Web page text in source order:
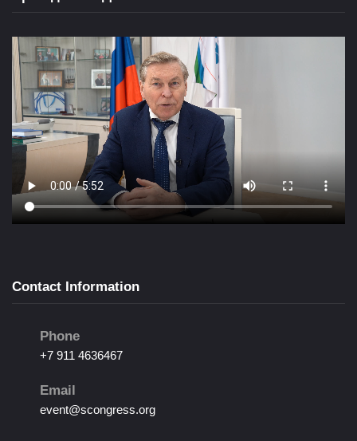
Contact Information
Phone
+7 911 4636467
Email
event@scongress.org